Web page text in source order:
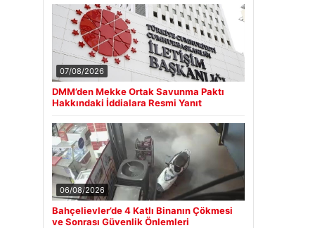
07/08/2026
DMM’den Mekke Ortak Savunma Paktı
Hakkındaki İddialara Resmi Yanıt
06/08/2026
Bahçelievler’de 4 Katlı Binanın Çökmesi
ve Sonrası Güvenlik Önlemleri